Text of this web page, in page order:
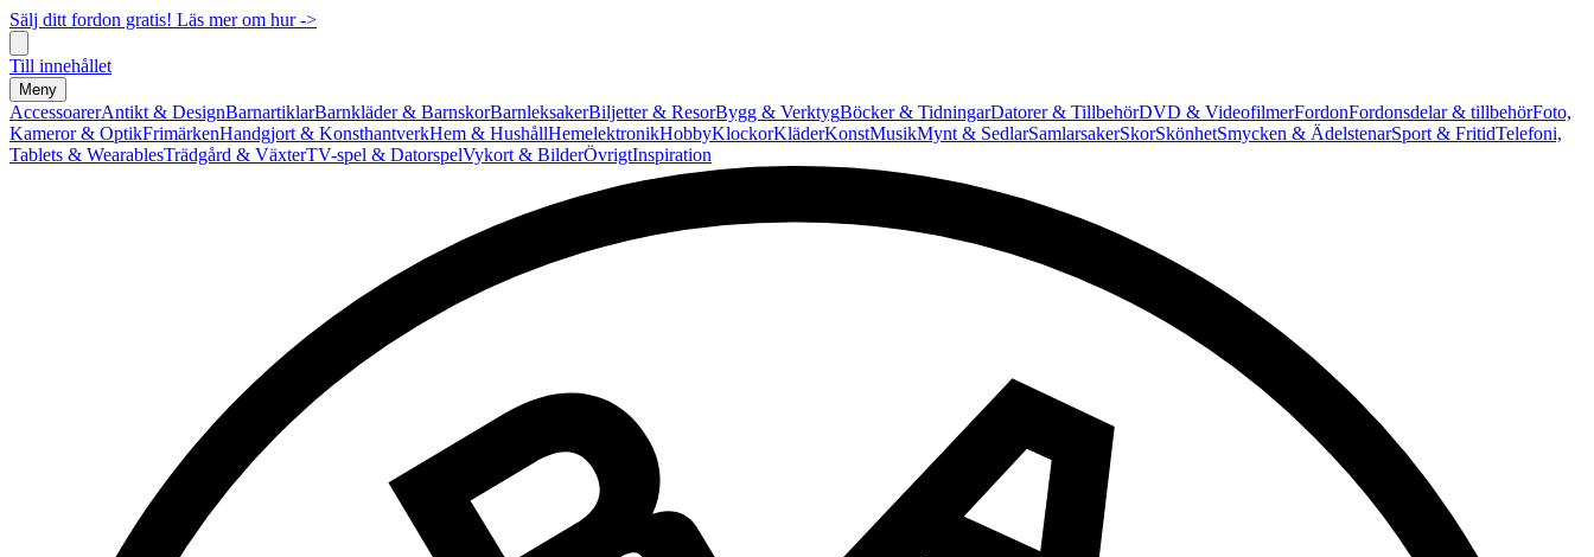
Sälj ditt fordon gratis! Läs mer om hur ->
Till innehållet
Meny
AccessoarerAntikt & DesignBarnartiklarBarnkläder & BarnskorBarnleksakerBiljetter & ResorBygg & VerktygBöcker & TidningarDatorer & TillbehörDVD & VideofilmerFordonFordonsdelar & tillbehörFoto,
Kameror & OptikFrimärkenHandgjort & KonsthantverkHem & HushållHemelektronikHobbyKlockorKläderKonstMusikMynt & SedlarSamlarsakerSkorSkönhetSmycken & ÄdelstenarSport & FritidTelefoni,
Tablets & WearablesTrädgård & VäxterTV-spel & DatorspelVykort & BilderÖvrigtInspiration